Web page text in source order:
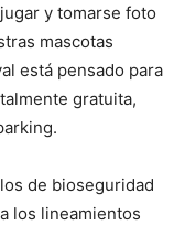
y tomarse foto
mascotas
está pensado para
gratuita,
de bioseguridad
los lineamientos